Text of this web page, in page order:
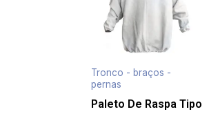
Tronco - braços -
pernas
Paleto De Raspa Tipo